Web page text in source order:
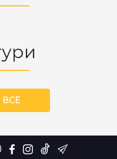
ВСЕ